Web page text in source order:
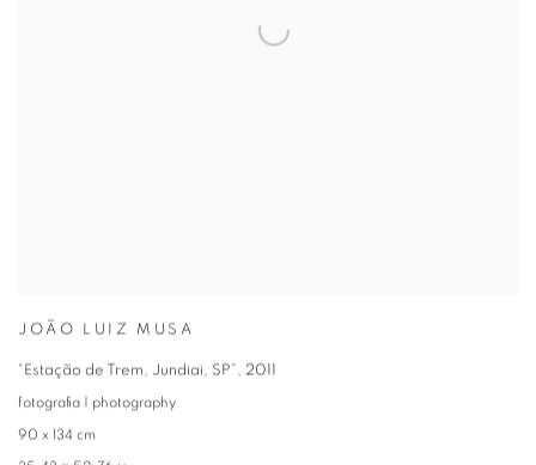
JOÃO LUIZ MUSA
“Estação de Trem, Jundiai, SP”, 2011
fotografia | photography
90 x 134 cm